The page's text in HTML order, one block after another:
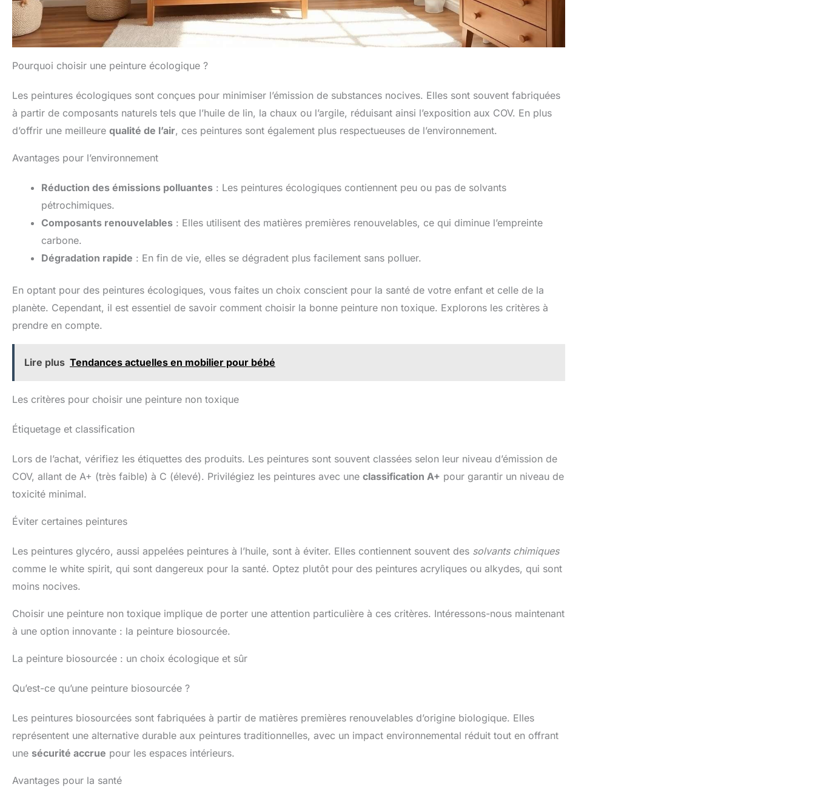
Pourquoi choisir une peinture écologique ?
Les peintures écologiques sont conçues pour minimiser l’émission de substances nocives. Elles sont souvent fabriquées
à partir de composants naturels tels que l’huile de lin, la chaux ou l’argile, réduisant ainsi l’exposition aux COV. En plus
d’offrir une meilleure qualité de l’air, ces peintures sont également plus respectueuses de l’environnement.
Avantages pour l’environnement
Réduction des émissions polluantes : Les peintures écologiques contiennent peu ou pas de solvants
pétrochimiques.
Composants renouvelables : Elles utilisent des matières premières renouvelables, ce qui diminue l’empreinte
carbone.
Dégradation rapide : En fin de vie, elles se dégradent plus facilement sans polluer.
En optant pour des peintures écologiques, vous faites un choix conscient pour la santé de votre enfant et celle de la
planète. Cependant, il est essentiel de savoir comment choisir la bonne peinture non toxique. Explorons les critères à
prendre en compte.
Lire plus Tendances actuelles en mobilier pour bébé
Les critères pour choisir une peinture non toxique
Étiquetage et classification
Lors de l’achat, vérifiez les étiquettes des produits. Les peintures sont souvent classées selon leur niveau d’émission de
COV, allant de A+ (très faible) à C (élevé). Privilégiez les peintures avec une classification A+ pour garantir un niveau de
toxicité minimal.
Éviter certaines peintures
Les peintures glycéro, aussi appelées peintures à l’huile, sont à éviter. Elles contiennent souvent des solvants chimiques
comme le white spirit, qui sont dangereux pour la santé. Optez plutôt pour des peintures acryliques ou alkydes, qui sont
moins nocives.
Choisir une peinture non toxique implique de porter une attention particulière à ces critères. Intéressons-nous maintenant
à une option innovante : la peinture biosourcée.
La peinture biosourcée : un choix écologique et sûr
Qu’est-ce qu’une peinture biosourcée ?
Les peintures biosourcées sont fabriquées à partir de matières premières renouvelables d’origine biologique. Elles
représentent une alternative durable aux peintures traditionnelles, avec un impact environnemental réduit tout en offrant
une sécurité accrue pour les espaces intérieurs.
Avantages pour la santé